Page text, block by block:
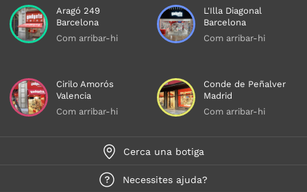
Aragó 249
Barcelona
Com arribar-hi
L'Illa Diagonal
Barcelona
Com arribar-hi
Cirilo Amorós
Valencia
Com arribar-hi
Conde de Peñalver
Madrid
Com arribar-hi
Cerca una botiga
Necessites ajuda?